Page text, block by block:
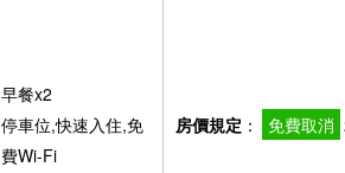
早餐x2
停車位,快速入住,免
費Wi-Fi
房價規定 ： 免費取消